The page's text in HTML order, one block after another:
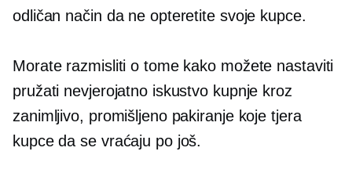
odličan način da ne opteretite svoje kupce.
Morate razmisliti o tome kako možete nastaviti
pružati nevjerojatno iskustvo kupnje kroz
zanimljivo, promišljeno pakiranje koje tjera
kupce da se vraćaju po još.